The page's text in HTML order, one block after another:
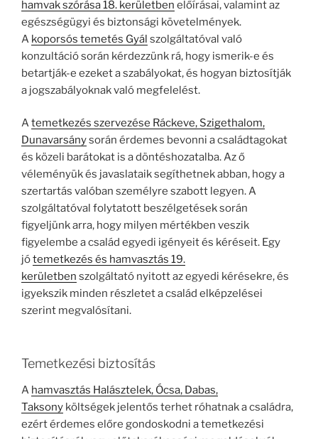
hamvak szórása 18. kerületben előírásai, valamint az
egészségügyi és biztonsági követelmények.
A koporsós temetés Gyál szolgáltatóval való
konzultáció során kérdezzünk rá, hogy ismerik-e és
betartják-e ezeket a szabályokat, és hogyan biztosítják
a jogszabályoknak való megfelelést.
Atemetkezés szervezése Ráckeve, Szigethalom,
Dunavarsánysorán érdemes bevonni a családtagokat
és közeli barátokat is a döntéshozatalba. Az ő
véleményük és javaslataik segíthetnek abban, hogy a
szertartás valóban személyre szabott legyen. A
szolgáltatóval folytatott beszélgetések során
figyeljünk arra, hogy milyen mértékben veszik
figyelembe a család egyedi igényeit és kéréseit. Egy
jótemetkezés és hamvasztás 19.
kerületben szolgáltató nyitott az egyedi kérésekre, és
igyekszik minden részletet a család elképzelései
szerint megvalósítani.
Temetkezési biztosítás
A hamvasztás Halásztelek, Ócsa, Dabas,
Taksony költségek jelentős terhet róhatnak a családra,
ezért érdemes előre gondoskodni a temetkezési